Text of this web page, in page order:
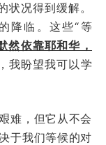
状况得到缓解。
降临。这些“等
然依靠耶和华，
我盼望我可以学
难，但它从不会
于我们等候的对